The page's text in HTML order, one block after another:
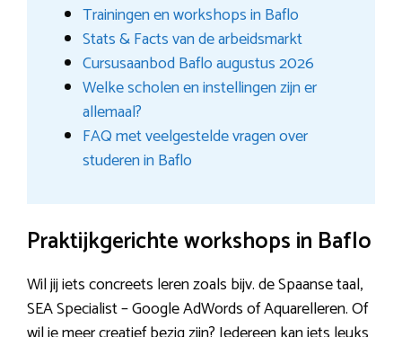
Trainingen en workshops in Baflo
Stats & Facts van de arbeidsmarkt
Cursusaanbod Baflo augustus 2026
Welke scholen en instellingen zijn er
allemaal?
FAQ met veelgestelde vragen over
studeren in Baflo
Praktijkgerichte workshops in Baflo
Wil jij iets concreets leren zoals bijv. de Spaanse taal,
SEA Specialist – Google AdWords of Aquarelleren. Of